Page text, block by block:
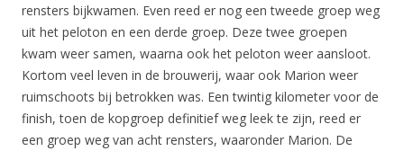
rensters bijkwamen. Even reed er nog een tweede groep weg
uit het peloton en een derde groep. Deze twee groepen
kwam weer samen, waarna ook het peloton weer aansloot.
Kortom veel leven in de brouwerij, waar ook Marion weer
ruimschoots bij betrokken was. Een twintig kilometer voor de
finish, toen de kopgroep definitief weg leek te zijn, reed er
een groep weg van acht rensters, waaronder Marion. De